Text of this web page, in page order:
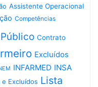
Assistente Operacional
Competências
Contrato
Excluídos
INFARMED INSA
Excluídos Lista